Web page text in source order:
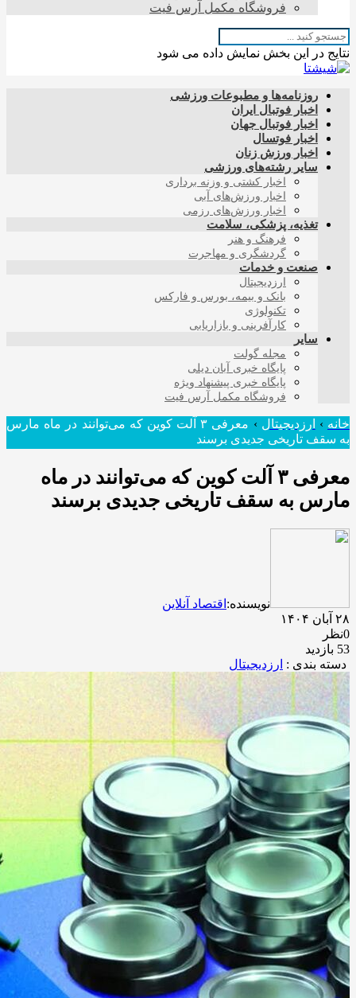
فروشگاه مکمل آرس فیت
نتایج در این بخش نمایش داده می شود
روزنامه‌ها و مطبوعات ورزشی
اخبار فوتبال ایران
اخبار فوتبال جهان
اخبار فوتسال
اخبار ورزش زنان
سایر رشته‌های ورزشی
اخبار کشتی و وزنه برداری
اخبار ورزش‌های آبی
اخبار ورزش‌های رزمی
تغذیه، پزشکی، سلامت
فرهنگ و هنر
گردشگری و مهاجرت
صنعت و خدمات
ارزدیجیتال
بانک و بیمه، بورس و فارکس
تکنولوژی
کارآفرینی و بازاریابی
سایر
مجله گولت
پایگاه خبری آبان دیلی
پایگاه خبری پیشنهاد ویژه
فروشگاه مکمل آرس فیت
خانه › ارزدیجیتال ›
معرفی ۳ آلت کوین که می‌توانند در ماه مارس
به سقف تاریخی جدیدی برسند
معرفی ۳ آلت کوین که می‌توانند در ماه
مارس به سقف تاریخی جدیدی برسند
نویسنده: اقتصاد آنلاین
۲۸ آبان ۱۴۰۴
0نظر
53 بازدید
دسته بندی : ارزدیجیتال